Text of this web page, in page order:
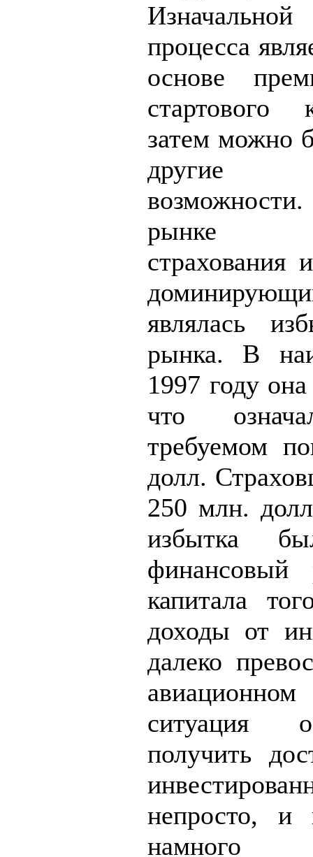
процесса
основе
стартового
затем можно
другие
рынке
страхования
являлась
рынка. В
1997 году
что
требуемом
долл.
250 млн.
избытка
капитала
доходы от
далеко
авиационном
ситуация
получить
непросто, и
намного